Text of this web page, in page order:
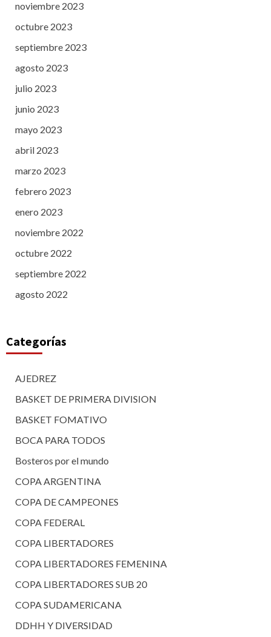
noviembre 2023
octubre 2023
septiembre 2023
agosto 2023
julio 2023
junio 2023
mayo 2023
abril 2023
marzo 2023
febrero 2023
enero 2023
noviembre 2022
octubre 2022
septiembre 2022
agosto 2022
Categorías
AJEDREZ
BASKET DE PRIMERA DIVISION
BASKET FOMATIVO
BOCA PARA TODOS
Bosteros por el mundo
COPA ARGENTINA
COPA DE CAMPEONES
COPA FEDERAL
COPA LIBERTADORES
COPA LIBERTADORES FEMENINA
COPA LIBERTADORES SUB 20
COPA SUDAMERICANA
DDHH Y DIVERSIDAD